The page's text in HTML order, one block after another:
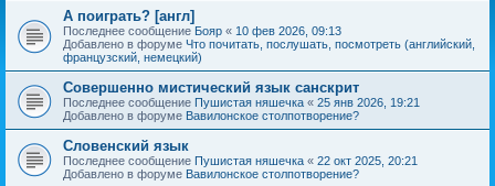
А поиграть? [англ]
Последнее сообщение Бояр « 10 фев 2026, 09:13
Добавлено в форуме Что почитать, послушать, посмотреть (английский,
французский, немецкий)
Совершенно мистический язык санскрит
Последнее сообщение Пушистая няшечка « 25 янв 2026, 19:21
Добавлено в форуме Вавилонское столпотворение?
Словенский язык
Последнее сообщение Пушистая няшечка « 22 окт 2025, 20:21
Добавлено в форуме Вавилонское столпотворение?